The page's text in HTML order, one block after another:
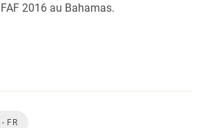
2016 au Bahamas.
FR